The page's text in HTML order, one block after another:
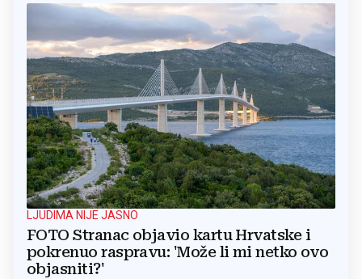
LJUDIMA NIJE JASNO
FOTO Stranac objavio kartu Hrvatske i
pokrenuo raspravu: 'Može li mi netko ovo
objasniti?'